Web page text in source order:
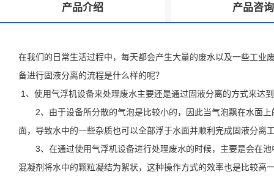
产品介绍 产品咨询
在我们的日常生活过程中，每天都会产生大量的废水以及一些工业
备进行固液分离的流程是什么样的呢？
1、使用气浮机设备来处理废水主要还是通过固液分离的方式来达
2、由于设备所分散的气泡是比较小的，因此当气泡飘在水面上
面，导致水中的一些杂质也可以全部浮于水面并顺利完成固液分离
3、在通过使用气浮机设备进行处理废水的时候，主要是会在池
混凝剂将水中的颗粒凝结为絮状，这种操作方式的效率也是比较高